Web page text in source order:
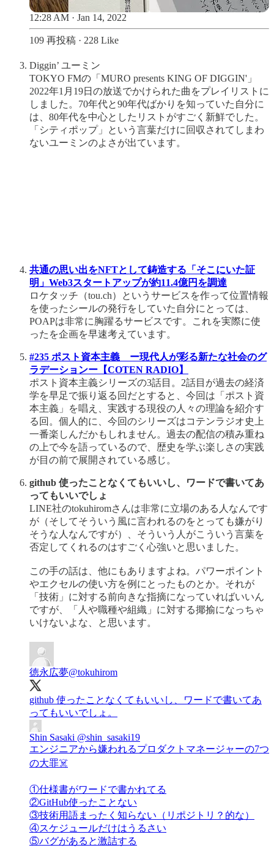
12:28 AM · Jan 14, 2022
109 再投稿 · 228 Like
Diggin’ ユーミン
TOKYO FMの「MURO presents KING OF DIGGIN'」
2022年1月19日の放送でかけられた曲をプレイリストに
しました。70年代と90年代ばかりを知っていた自分に
は、80年代を中心としたリストがすごく新鮮でした。
「シティポップ」という言葉だけに回収されてしまわ
ないユーミンのよさが出ています。
共通の思い出をNFTとして鋳造する「そこにいた証
明」Web3スタートアップが約11.4億円を調達
ロケタッチ（tou.ch）というサービスを作って位置情報
を使ったシールの発行をしていた自分にとっては、
POAPは非常に胸躍るサービスです。これを実際に使
ったを企画を早速考えています。
#235 ポスト資本主義 ー現代人が彩る新たな社会のグ
ラデーションー【COTEN RADIO】
ポスト資本主義シリーズの3話目。2話目が過去の経済
学を早足で振り返る回だとすると、今回は「ポスト資
本主義」を唱え、実践する現役の人々の理論を紹介す
る回。個人的に、今回のシリーズはコテンラジオ史上
一番楽しんだかもしれません。過去の配信の積み重ね
の上で今を語っているので、歴史を学ぶ楽しさの実践
が目の前で展開されている感じ。
github 使ったことなくてもいいし、ワードで書いてあ
ってもいいでしょ
LINE社のtokuhiromさんは非常に立場のある人なんです
が（そしてそういう風に言われるのをとっても嫌がり
そうな人なんですが）、そういう人がこういう言葉を
否定してくれるのはすごく心強いと思いました。
この手の話は、他にもありますよね。パワーポイント
やエクセルの使い方を例にとったものとか。それが
「技術」に対する前向きな指摘になっていればいいん
ですが、「人や職種や組織」に対する揶揄になっちゃ
いけないよな、と思います。
徳永広夢@tokuhirom
github 使ったことなくてもいいし、ワードで書いてあ
ってもいいでしょ。
Shin Sasaki @shin_sasaki19
エンジニアから嫌われるプロダクトマネージャーの7つ
の大罪☠️
①仕様書がワードで書かれてる
②GitHub使ったことない
③技術用語まったく知らない（リポジトリ？的な）
④スケジュールだけはうるさい
⑤バグがあると激詰する